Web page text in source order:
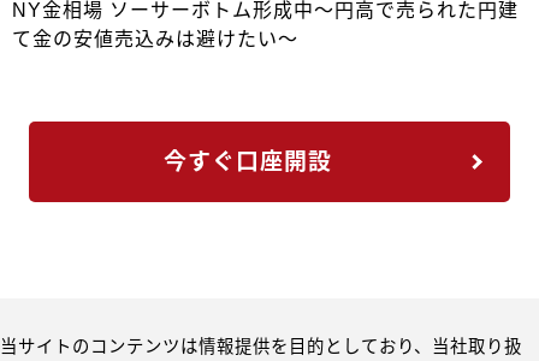
NY金相場 ソーサーボトム形成中～円高で売られた円建
て金の安値売込みは避けたい～
今すぐ口座開設
当サイトのコンテンツは情報提供を目的としており、当社取り扱